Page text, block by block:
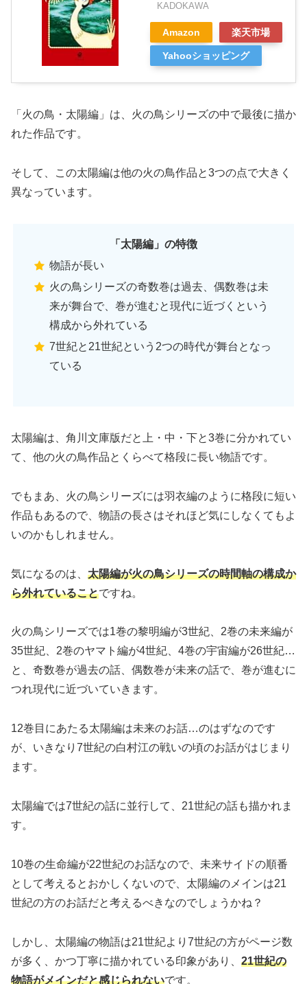
KADOKAWA
Amazon 楽天市場
Yahooショッピング
「火の鳥・太陽編」は、火の鳥シリーズの中で最後に描か
れた作品です。
そして、この太陽編は他の火の鳥作品と3つの点で大きく
異なっています。
「太陽編」の特徴
物語が長い
火の鳥シリーズの奇数巻は過去、偶数巻は未
来が舞台で、巻が進むと現代に近づくという
構成から外れている
7世紀と21世紀という2つの時代が舞台となっ
ている
太陽編は、角川文庫版だと上・中・下と3巻に分かれてい
て、他の火の鳥作品とくらべて格段に長い物語です。
でもまあ、火の鳥シリーズには羽衣編のように格段に短い
作品もあるので、物語の長さはそれほど気にしなくてもよ
いのかもしれません。
気になるのは、 太陽編が火の鳥シリーズの時間軸の構成か
ら外れていることですね。
火の鳥シリーズでは1巻の黎明編が3世紀、2巻の未来編が
35世紀、2巻のヤマト編が4世紀、4巻の宇宙編が26世紀…
と、奇数巻が過去の話、偶数巻が未来の話で、巻が進むに
つれ現代に近づいていきます。
12巻目にあたる太陽編は未来のお話…のはずなのです
が、いきなり7世紀の白村江の戦いの頃のお話がはじまり
ます。
太陽編では7世紀の話に並行して、21世紀の話も描かれま
す。
10巻の生命編が22世紀のお話なので、未来サイドの順番
として考えるとおかしくないので、太陽編のメインは21
世紀の方のお話だと考えるべきなのでしょうかね？
しかし、太陽編の物語は21世紀より7世紀の方がページ数
が多く、かつ丁寧に描かれている印象があり、 21世紀の
物語がメインだと感じられないです。